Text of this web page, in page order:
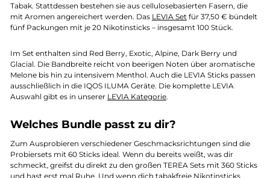
Tabak. Stattdessen bestehen sie aus cellulosebasierten Fasern, die
mit Aromen angereichert werden. Das LEVIA Set für 37,50 € bündelt
fünf Packungen mit je 20 Nikotinsticks – insgesamt 100 Stück.
Im Set enthalten sind Red Berry, Exotic, Alpine, Dark Berry und
Glacial. Die Bandbreite reicht von beerigen Noten über aromatische
Melone bis hin zu intensivem Menthol. Auch die LEVIA Sticks passen
ausschließlich in die IQOS ILUMA Geräte. Die komplette LEVIA
Auswahl gibt es in unserer LEVIA Kategorie.
Welches Bundle passt zu dir?
Zum Ausprobieren verschiedener Geschmacksrichtungen sind die
Probiersets mit 60 Sticks ideal. Wenn du bereits weißt, was dir
schmeckt, greifst du direkt zu den großen TEREA Sets mit 360 Sticks
und hast erst mal Ruhe. Und wenn dich tabakfreie Nikotinsticks